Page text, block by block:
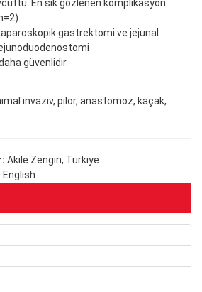
En sık gözlenen komplikasyon
gastrektomi ve jejunal
güvenlidir.
invaziv, pilor, anastomoz, kaçak,
Akile Zengin, Türkiye
English